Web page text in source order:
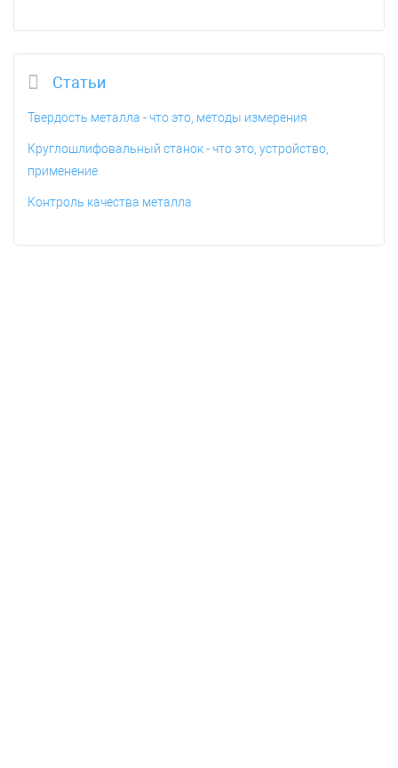
Статьи
Твердость металла - что это, методы измерения
Круглошлифовальный станок - что это, устройство,
применение
Контроль качества металла